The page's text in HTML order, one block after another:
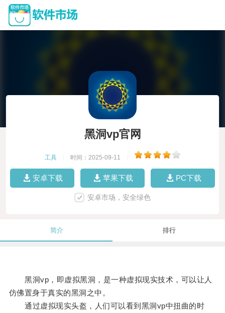
黑洞vp官网
工具 时间：2025-09-11
安卓下载 苹果下载 PC下载
安卓市场，安全绿色
简介 排行
黑洞vp，即虚拟黑洞，是一种虚拟现实技术，可以让人
仿佛置身于真实的黑洞之中。
通过虚拟现实头盔，人们可以看到黑洞vp中扭曲的时